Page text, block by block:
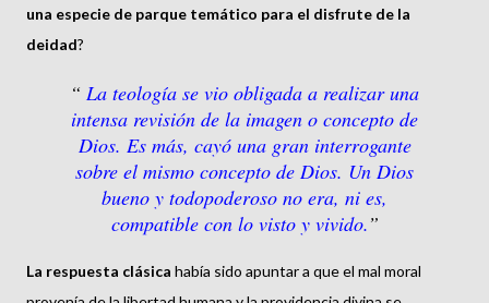
una especie de parque temático para el disfrute de la
deidad?
La teología se vio obligada a realizar una
intensa revisión de la imagen o concepto de
Dios. Es más, cayó una gran interrogante
sobre el mismo concepto de Dios. Un Dios
bueno y todopoderoso no era, ni es,
compatible con lo visto y vivido.
La respuesta clásica había sido apuntar a que el mal moral